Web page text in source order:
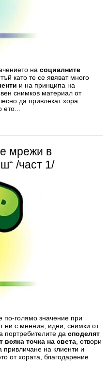
насоциалните
, тъй като те се явяват много
и на принципа на
снимков материал от
да привлекат хора .
мрежи в
/част 1/
по-голямо значение при
ни с мнения, идеи, снимки от
портребителите дасподелят
всяка точка на света , отвори
привличане на клиенти и
от хората, благодарение